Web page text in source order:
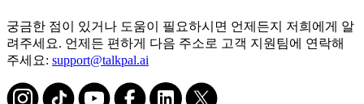
궁금한 점이 있거나 도움이 필요하시면 언제든지 저희에게 알
려주세요. 언제든 편하게 다음 주소로 고객 지원팀에 연락해
주세요: support@talkpal.ai